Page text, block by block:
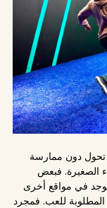
تحول دون ممارسة
الصغيرة. فبعض
يوجد في مواقع أخرى
المطلوبة للعب. فمجرد